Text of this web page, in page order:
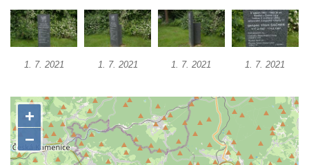
Kenotaf Antona Klause na hřbitově v
Dolním Podluží
Dolním Podluží
Podluží
Pomník obětem 1. světové války na
židovském hřbitově v Mostě
1. 7. 2021 1. 7. 2021 1. 7. 2021 1. 7. 2021